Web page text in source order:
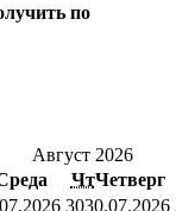
по
Август 2026
ЧтЧетверг
3030.07.2026